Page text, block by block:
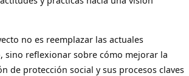
no es reemplazar las actuales
sino reflexionar sobre cómo mejorar la
de protección social y sus procesos claves